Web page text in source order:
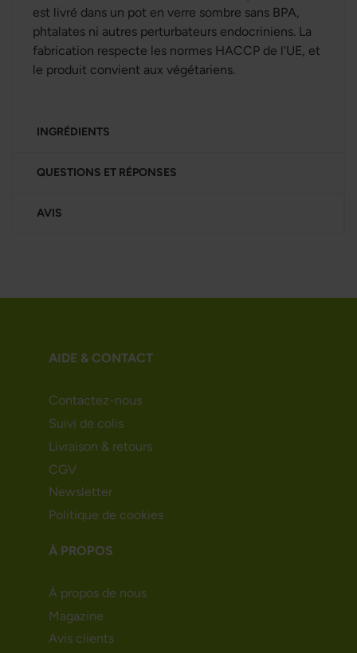
est livré dans un pot en verre sombre sans BPA,
phtalates ni autres perturbateurs endocriniens. La
fabrication respecte les normes HACCP de l'UE, et
le produit convient aux végétariens.
INGRÉDIENTS
QUESTIONS ET RÉPONSES
AVIS
AIDE & CONTACT
Contactez-nous
Suivi de colis
Livraison & retours
CGV
Newsletter
Politique de cookies
À PROPOS
À propos de nous
Magazine
Avis clients